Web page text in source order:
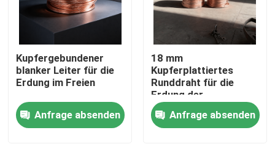
Startseite
Kupfergebundener
blanker Leiter für die
Erdung im Freien
Anfrage absenden
18 mm
Kupferplattiertes
Runddraht für die
Erdung der
Übertragung
Anfrage absenden